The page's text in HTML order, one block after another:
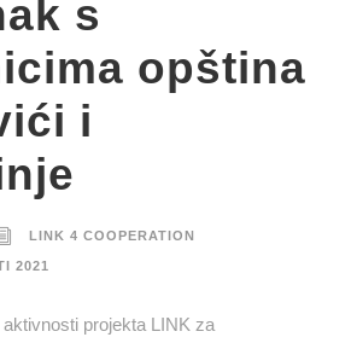
s
opština
i
LINK 4 COOPERATION
2021
projekta LINK za